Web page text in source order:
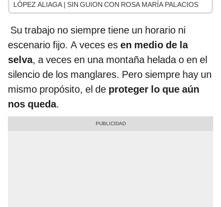
LÓPEZ ALIAGA | SIN GUION CON ROSA MARÍA PALACIOS
Su trabajo no siempre tiene un horario ni
escenario fijo. A veces es en medio de la
selva, a veces en una montaña helada o en el
silencio de los manglares. Pero siempre hay un
mismo propósito, el de proteger lo que aún
nos queda.